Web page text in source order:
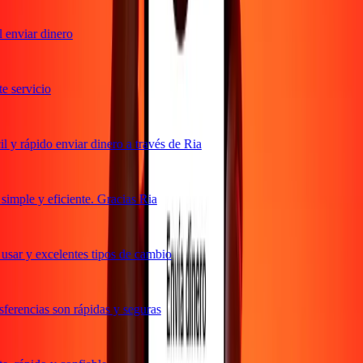
dinero
rápido enviar dinero a través de Ria
y eficiente. Gracias Ria
y excelentes tipos de cambio
son rápidas y seguras